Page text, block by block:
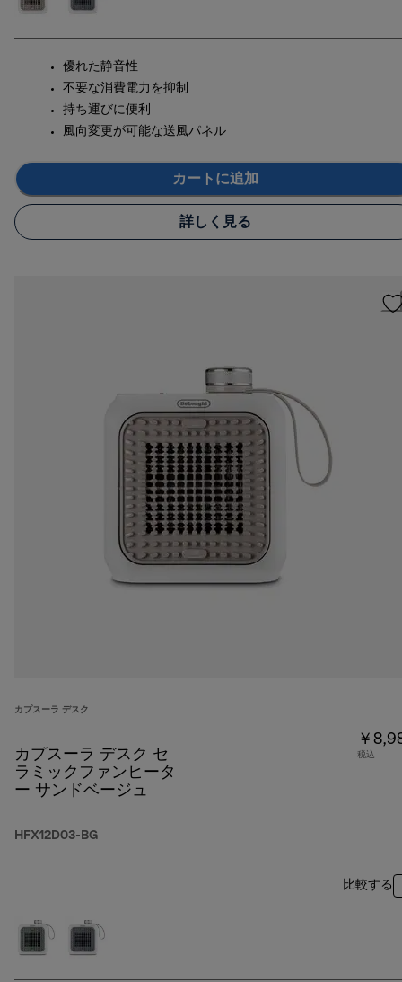
優れた静音性
不要な消費電力を抑制
持ち運びに便利
風向変更が可能な送風パネル
カートに追加
詳しく見る
カプスーラ デスク
カプスーラ デスク セ
ラミックファンヒータ
ー サンドベージュ
HFX12D03-BG
￥
税込
比較する